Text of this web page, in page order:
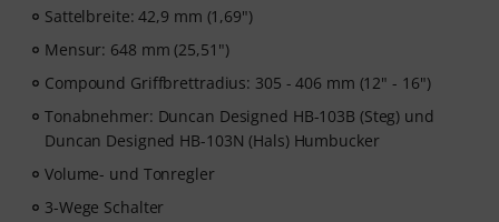
persönlichem Support per Chat, Noten zum
Übungsfunktion, Zeitlupe und weitere Features.
Sattelbreite: 42,9 mm (1,69")
Mensur: 648 mm (25,51")
Compound Griffbrettradius: 305 - 406 mm (12" - 16")
Tonabnehmer: Duncan Designed HB-103B (Steg) und
Duncan Designed HB-103N (Hals) Humbucker
Volume- und Tonregler
3-Wege Schalter